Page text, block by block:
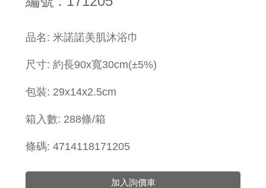
品名: 米諾諾美肌沐浴巾
尺寸: 約長90x寬30cm(±5%)
包裝: 29x14x2.5cm
箱入數: 288條/箱
條碼: 4714118171205
加入詢價車